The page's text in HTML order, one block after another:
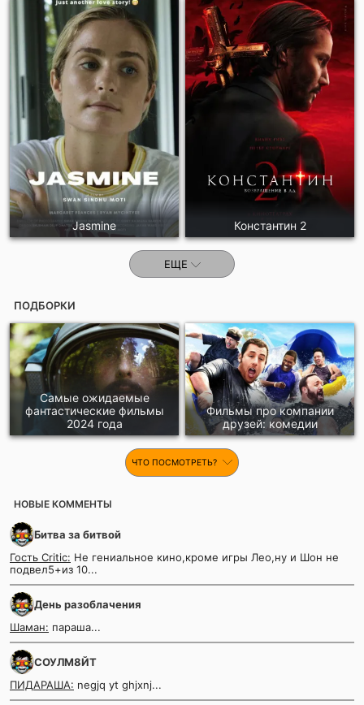
Jasmine Константин 2
ЕЩЕ
ПОДБОРКИ
Cамые ожидаемые
фантастические фильмы
2024 года
Фильмы про компании
друзей: комедии
ЧТО ПОСМОТРЕТЬ?
НОВЫЕ КОММЕНТЫ
Битва за битвой
Гость Critic: Не гениальное кино,кроме игры Лео,ну и Шон не
подвел5+из 10...
День разоблачения
Шаман: параша...
СОУЛМ8ЙТ
ПИДАРАША: negjq yt ghjxnj...